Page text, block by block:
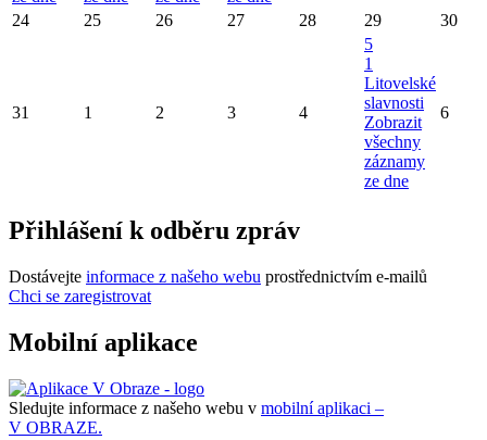
24 25 26 27 28 29 30
31 1 2 3 4
5
1
Litovelské
slavnosti
Zobrazit
všechny
záznamy
ze dne
6
Přihlášení k odběru zpráv
Dostávejte informace z našeho webu prostřednictvím e-mailů
Chci se zaregistrovat
Mobilní aplikace
Sledujte informace z našeho webu v mobilní aplikaci –
V OBRAZE.